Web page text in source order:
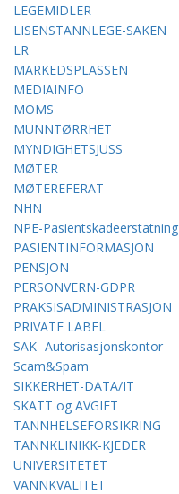
LEGEMIDLER
LISENSTANNLEGE-SAKEN
LR
MARKEDSPLASSEN
MEDIAINFO
MOMS
MUNNTØRRHET
MYNDIGHETSJUSS
MØTER
MØTEREFERAT
NHN
NPE-Pasientskadeerstatning
PASIENTINFORMASJON
PENSJON
PERSONVERN-GDPR
PRAKSISADMINISTRASJON
PRIVATE LABEL
SAK- Autorisasjonskontor
Scam&Spam
SIKKERHET-DATA/IT
SKATT og AVGIFT
TANNHELSEFORSIKRING
TANNKLINIKK-KJEDER
UNIVERSITETET
VANNKVALITET